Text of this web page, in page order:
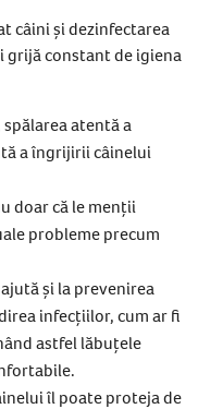
câini și dezinfectarea
grijă constant de igiena
atentă a
a îngrijirii câinelui
doar că le menții
probleme precum
și la prevenirea
infecțiilor, cum ar fi
astfel lăbuțele
îl poate proteja de